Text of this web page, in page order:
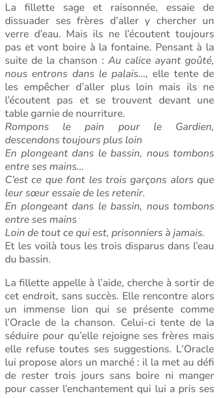
La fillette sage et raisonnée, essaie de
dissuader ses frères d’aller y chercher un
verre d’eau. Mais ils ne l’écoutent toujours
pas et vont boire à la fontaine. Pensant à la
suite de la chanson : Au calice ayant goûté,
nous entrons dans le palais…, elle tente de
les empêcher d’aller plus loin mais ils ne
l’écoutent pas et se trouvent devant une
table garnie de nourriture.
Rompons le pain pour le Gardien,
descendons toujours plus loin
En plongeant dans le bassin, nous tombons
entre ses mains…
C’est ce que font les trois garçons alors que
leur sœur essaie de les retenir.
En plongeant dans le bassin, nous tombons
entre ses mains
Loin de tout ce qui est, prisonniers à jamais.
Et les voilà tous les trois disparus dans l’eau
du bassin.
La fillette appelle à l’aide, cherche à sortir de
cet endroit, sans succès. Elle rencontre alors
un immense lion qui se présente comme
l’Oracle de la chanson. Celui-ci tente de la
séduire pour qu’elle rejoigne ses frères mais
elle refuse toutes ses suggestions. L’Oracle
lui propose alors un marché : il la met au défi
de rester trois jours sans boire ni manger
pour casser l’enchantement qui lui a pris ses